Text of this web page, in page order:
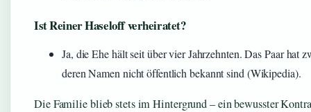
Ist Reiner Haseloff verheiratet?
Ja, die Ehe hält seit über vier Jahrzehnten. Das Paar hat
deren Namen nicht öffentlich bekannt sind (Wikipedia).
Die Familie blieb stets im Hintergrund – ein bewusster